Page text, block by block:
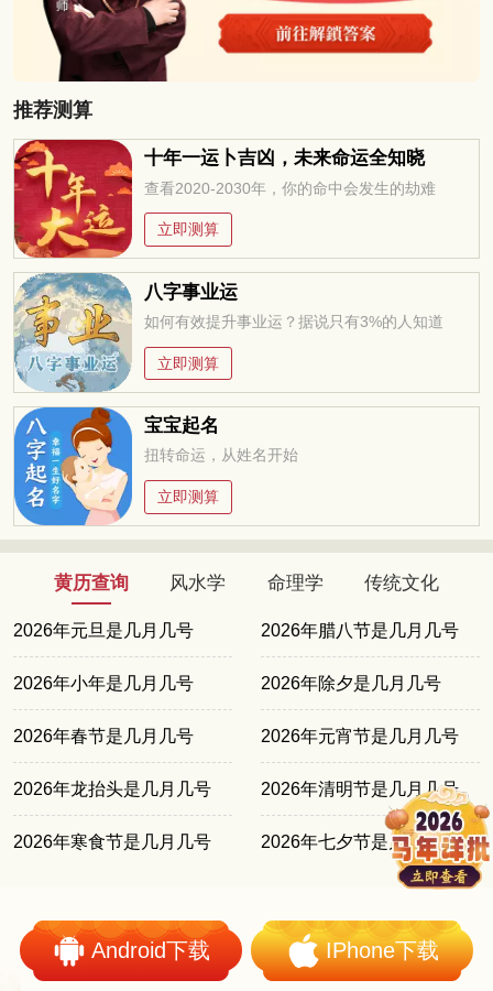
推荐测算
十年一运卜吉凶，未来命运全知晓
查看2020-2030年，你的命中会发生的劫难
立即测算
八字事业运
如何有效提升事业运？据说只有3%的人知道
立即测算
宝宝起名
扭转命运，从姓名开始
立即测算
黄历查询 风水学 命理学 传统文化
2026年元旦是几月几号 2026年腊八节是几月几号
2026年小年是几月几号 2026年除夕是几月几号
2026年春节是几月几号 2026年元宵节是几月几号
2026年龙抬头是几月几号 2026年清明节是几月几号
2026年寒食节是几月几号 2026年七夕节是几月几号
Android下载 IPhone下载